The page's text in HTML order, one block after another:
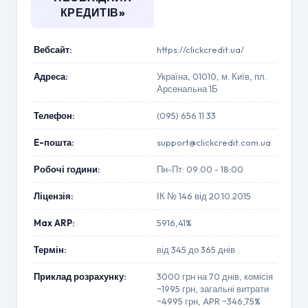
КРЕДИТІВ»
Вебсайт: https://clickcredit.ua/
Адреса:
Україна, 01010, м. Київ, пл.
Арсенальна 1Б
Телефон: (095) 656 11 33
E-пошта: support@clickcredit.com.ua
Робочі години: Пн-Пт: 09:00 - 18:00
Ліцензія: ІК № 146 від 20.10.2015
Max ARP: 5916,41%
Термін: від 345 до 365 днів
Приклад розрахунку:
3000 грн на 70 днів, комісія
~1995 грн, загальні витрати
~4995 грн, APR ~346,75%